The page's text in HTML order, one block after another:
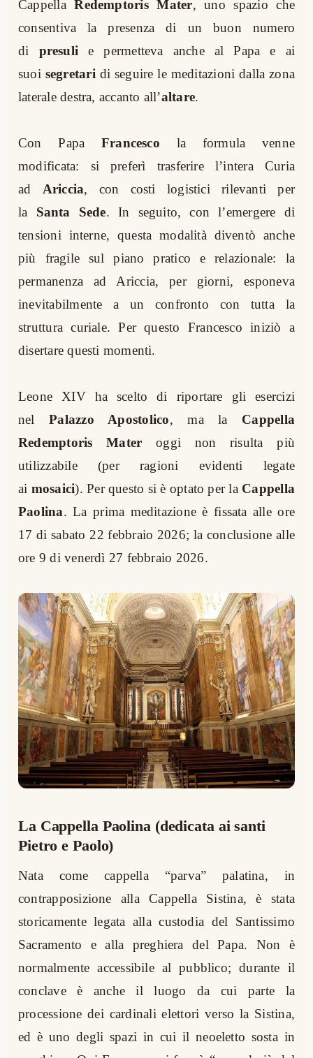
Cappella Redemptoris Mater, uno spazio che
consentiva la presenza di un buon numero
di
presuli
e permetteva anche al Papa e ai
suoi segretari di seguire le meditazioni dalla zona
laterale destra, accanto all’altare.
Con Papa Francesco
la formula venne
modificata: si preferì trasferire l’intera Curia
ad
Ariccia, con costi logistici rilevanti per
la
Santa Sede. In seguito, con l’emergere di
tensioni interne, questa modalità diventò anche
più fragile sul piano pratico e relazionale: la
permanenza ad Ariccia, per giorni, esponeva
inevitabilmente a un confronto con tutta la
struttura curiale. Per questo Francesco iniziò a
disertare questi momenti.
Leone XIV ha scelto di riportare gli esercizi
nel
Palazzo Apostolico, ma la
Cappella
Redemptoris Mater
oggi non risulta più
utilizzabile (per ragioni evidenti legate
ai mosaici). Per questo si è optato per la Cappella
Paolina. La prima meditazione è fissata alle ore
17 di sabato 22 febbraio 2026; la conclusione alle
ore 9 di venerdì 27 febbraio 2026.
La Cappella Paolina (dedicata ai santi
Pietro e Paolo)
Nata come cappella “parva” palatina, in
contrapposizione alla Cappella Sistina, è stata
storicamente legata alla custodia del Santissimo
Sacramento e alla preghiera del Papa. Non è
normalmente accessibile al pubblico; durante il
conclave è anche il luogo da cui parte la
processione dei cardinali elettori verso la Sistina,
ed è uno degli spazi in cui il neoeletto sosta in